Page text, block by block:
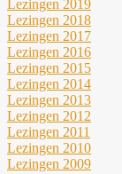
Lezingen 2019
Lezingen 2018
Lezingen 2017
Lezingen 2016
Lezingen 2015
Lezingen 2014
Lezingen 2013
Lezingen 2012
Lezingen 2011
Lezingen 2010
Lezingen 2009